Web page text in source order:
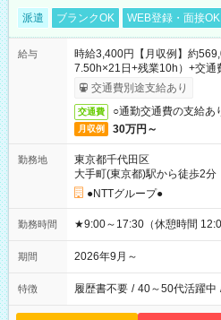
派遣 ブランクOK WEB登録・面接OK
給与
時給3,400円【月収例】約
7.50h×21日+残業10h）+交通
交通費別途支給あり
交通費 ○通勤交通費の支給あ
月収例 30万円～
勤務地
東京都千代田区
大手町(東京都)駅から徒歩2分
●NTTグループ●
勤務時間 ★9:00～17:30（休憩時間
期間 2026年9月～
特徴 履歴書不要 / 40～50代活躍中